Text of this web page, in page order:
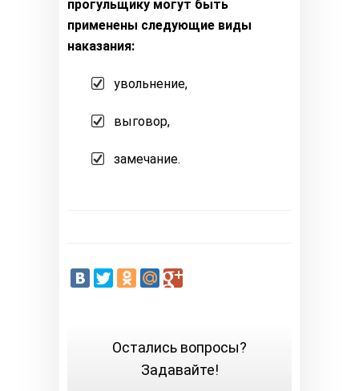
прогульщику могут быть
применены следующие виды
наказания:
увольнение,
выговор,
замечание.
Остались вопросы?
Задавайте!